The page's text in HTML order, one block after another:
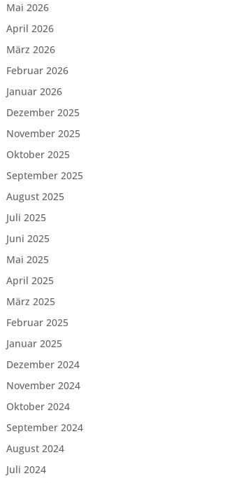
Mai 2026
April 2026
März 2026
Februar 2026
Januar 2026
Dezember 2025
November 2025
Oktober 2025
September 2025
August 2025
Juli 2025
Juni 2025
Mai 2025
April 2025
März 2025
Februar 2025
Januar 2025
Dezember 2024
November 2024
Oktober 2024
September 2024
August 2024
Juli 2024